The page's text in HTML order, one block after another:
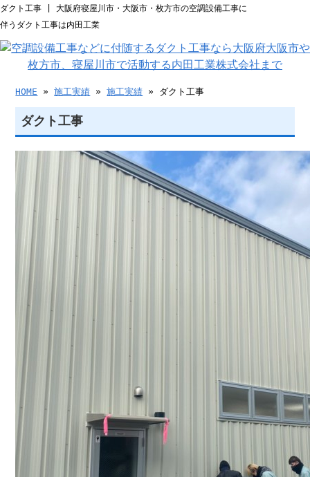
ダクト工事 | 大阪府寝屋川市・大阪市・枚方市の空調設備工事に
伴うダクト工事は内田工業
HOME »施工実績 »施工実績 » ダクト工事
ダクト工事